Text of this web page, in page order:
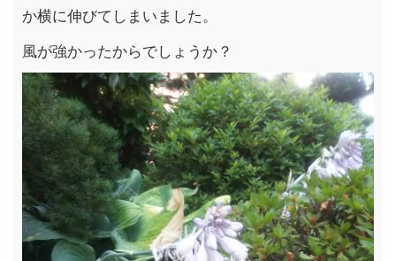
か横に伸びてしまいました。
風が強かったからでしょうか？